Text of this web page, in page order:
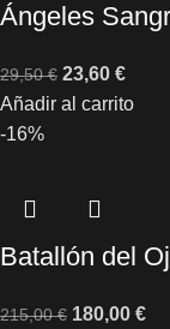
Ángeles
29,50€ 23,60 €
Añadir al carrito
-16%
Batallón del
215,00€ 180,00 €